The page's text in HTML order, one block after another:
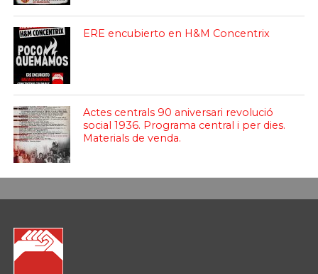
ERE encubierto en H&M Concentrix
Actes centrals 90 aniversari revolució
social 1936. Programa central i per dies.
Materials de venda.